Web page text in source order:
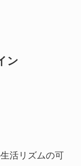
ン
活リズムの可